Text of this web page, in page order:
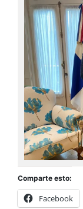
Comparte esto:
Facebook